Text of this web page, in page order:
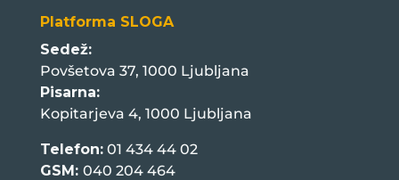
Platforma SLOGA
Sedež:
Povšetova 37, 1000 Ljubljana
Pisarna:
Kopitarjeva 4, 1000 Ljubljana
Telefon:01 434 44 02
GSM: 040 204 464